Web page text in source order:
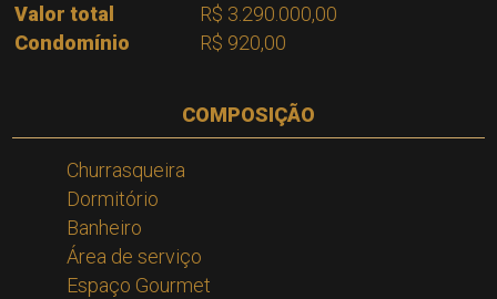
Valor total
R$ 3.290.000,00
Condomínio
R$ 920,00
COMPOSIÇÃO
Churrasqueira
Dormitório
Banheiro
Área de serviço
Espaço Gourmet